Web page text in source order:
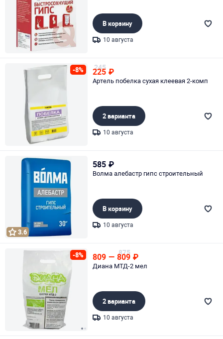
В корзину
10 августа
-8% 245
225 ₽
Артель побелка сухая клеевая 2-комп
2 варианта
10 августа
3.6
585 ₽
Волма алебастр гипс строительный
В корзину
10 августа
-8% 809 — 875
809 ₽
Диана МТД-2 мел
2 варианта
10 августа